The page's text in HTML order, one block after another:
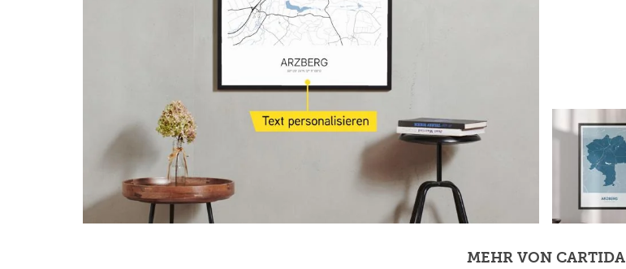
MEHR VON CARTIDA